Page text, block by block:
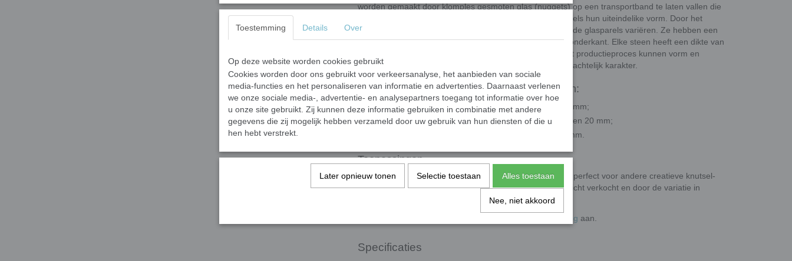
worden gemaakt door klomples gesmoten glas (nuggets) op een transportband te laten vallen die
door een oven wordt geleid. In de oven krijgen de glasparels hun uiteindelike vorm. Door het
unieke fabricageproces kunnen de vorm en afmeting van de glasparels variëren. Ze hebben een
semi-ronde vorm met een bolle bovenkant en een platte onderkant. Elke steen heeft een dikte van
ongeveer 6 mm en een diameter van 16-20 mm. Door het productieproces kunnen vorm en
grootte variëren per batch, wat zorgt voor een uniek, ambachtelijk karakter.
Glasparels hebben wij in 3 grootte categorieën:
Mini glasparels variërend tussen ongeveer 10 en 13 mm;
Standaard glasparels variërend tussen ongeveer 16 en 20 mm;
XL-glasparels variërend tussen ongeveer 30 en 36 mm.
Toepassingen
Onze glasstenen zijn ideaal voor mozaïekwerk, maar ook perfect voor andere creatieve knutsel-
en decoratieprojecten. Let op: de stenen worden per gewicht verkocht en door de variatie in
grootte kan het aantal glasparels variëren.
wieltjestang aan.
Specificaties
Toestemming Details Over
Op deze website worden cookies gebruikt
Cookies worden door ons gebruikt voor verkeersanalyse, het aanbieden van sociale
media-functies en het personaliseren van informatie en advertenties. Daarnaast verlenen
we onze sociale media-, advertentie- en analysepartners toegang tot informatie over hoe
u onze site gebruikt. Zij kunnen deze informatie gebruiken in combinatie met andere
gegevens die zij mogelijk hebben verzameld door uw gebruik van hun diensten of die u
hen hebt verstrekt.
Later opnieuw tonen Selectie toestaan Alles toestaan
Nee, niet akkoord